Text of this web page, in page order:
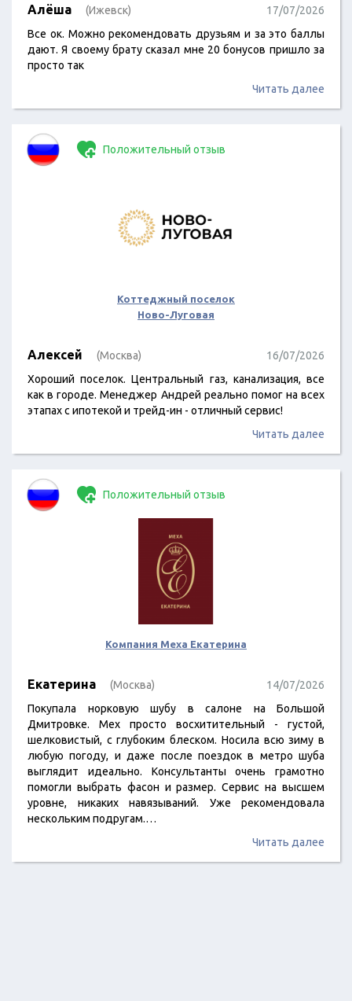
Алёша (Ижевск)
17/07/2026
Все ок. Можно рекомендовать друзьям и за это баллы
дают. Я своему брату сказал мне 20 бонусов пришло за
просто так
Читать далее
Положительный отзыв
Коттеджный поселок
Ново-Луговая
Алексей (Москва)
16/07/2026
Хороший поселок. Центральный газ, канализация, все
как в городе. Менеджер Андрей реально помог на всех
этапах с ипотекой и трейд-ин - отличный сервис!
Читать далее
Положительный отзыв
Компания Меха Екатерина
Екатерина (Москва)
14/07/2026
Покупала норковую шубу в салоне на Большой
Дмитровке. Мех просто восхитительный - густой,
шелковистый, с глубоким блеском. Носила всю зиму в
любую погоду, и даже после поездок в метро шуба
выглядит идеально. Консультанты очень грамотно
помогли выбрать фасон и размер. Сервис на высшем
уровне, никаких навязываний. Уже рекомендовала
нескольким подругам.…
Читать далее